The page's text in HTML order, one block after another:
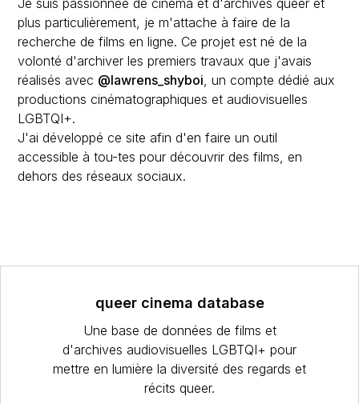
Je suis passionnée de cinéma et d'archives queer et
plus particulièrement, je m'attache à faire de la
recherche de films en ligne. Ce projet est né de la
volonté d'archiver les premiers travaux que j'avais
réalisés avec @lawrens_shyboi, un compte dédié aux
productions cinématographiques et audiovisuelles
LGBTQI+.
J'ai développé ce site afin d'en faire un outil
accessible à tou-tes pour découvrir des films, en
dehors des réseaux sociaux.
queer cinema database
Une base de données de films et
d'archives audiovisuelles LGBTQI+ pour
mettre en lumière la diversité des regards et
récits queer.